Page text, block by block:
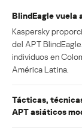
BlindEagle vuela
Kaspersky
del APT
individuos en
América Latina.
Tácticas,
APT asiáticos